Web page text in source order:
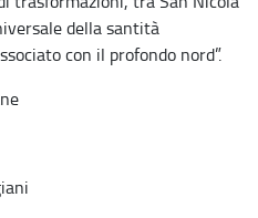
della santità
con il profondo nord”.